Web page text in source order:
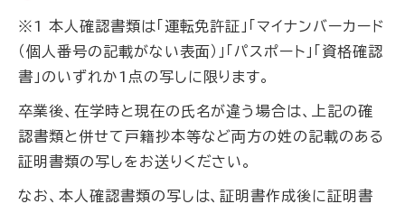
※1 本人確認書類は「運転免許証」「マイナンバーカード
（個人番号の記載がない表面）」「パスポート」「資格確認
書」のいずれか1 点の写しに限ります。
卒業後、在学時と現在の氏名が違う場合は、上記の確
認書類と併せて戸籍抄本等など両方の姓の記載のある
証明書類の写しをお送りください。
なお、本人確認書類の写しは、証明書作成後に証明書